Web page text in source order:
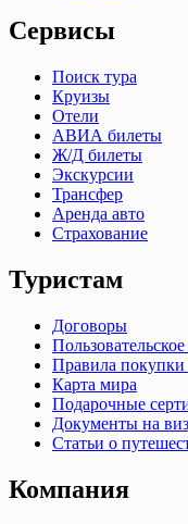
Сервисы
Поиск тура
Круизы
Отели
АВИА билеты
Ж/Д билеты
Экскурсии
Трансфер
Аренда авто
Страхование
Туристам
Договоры
Правила покупки
Карта мира
Подарочные
Документы на
Статьи о
Компания